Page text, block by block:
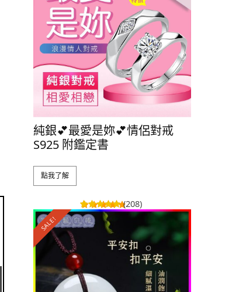
純銀💕最愛是妳💕情侶對戒
S925 附鑑定書
點我了解
(208)
SALE!